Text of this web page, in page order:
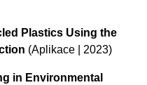
Plastics Using the
(Aplikace | 2023)
in Environmental